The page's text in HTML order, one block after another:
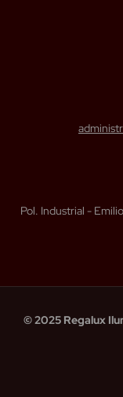
Pol. Industrial -
© 2025 Regalux